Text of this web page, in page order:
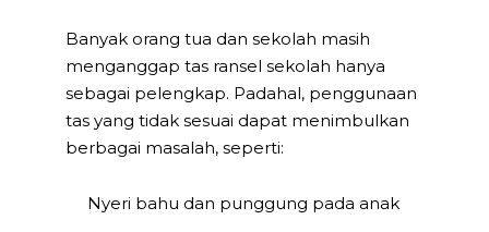
Banyak orang tua dan sekolah masih
menganggap tas ransel sekolah hanya
sebagai pelengkap. Padahal, penggunaan
tas yang tidak sesuai dapat menimbulkan
berbagai masalah, seperti:
Nyeri bahu dan punggung pada anak